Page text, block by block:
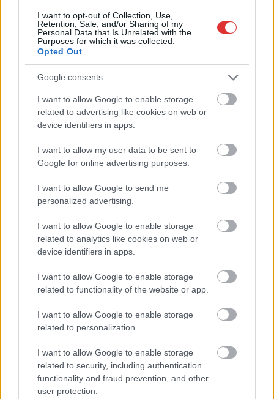
I want to opt-out of Collection, Use,
Retention, Sale, and/or Sharing of my
Personal Data that Is Unrelated with the
Purposes for which it was collected.
Opted Out
Google consents
I want to allow Google to enable storage
related to advertising like cookies on web or
device identifiers in apps.
I want to allow my user data to be sent to
Google for online advertising purposes.
I want to allow Google to send me
personalized advertising.
I want to allow Google to enable storage
related to analytics like cookies on web or
device identifiers in apps.
I want to allow Google to enable storage
related to functionality of the website or app.
I want to allow Google to enable storage
related to personalization.
I want to allow Google to enable storage
related to security, including authentication
functionality and fraud prevention, and other
user protection.
Megismerhettük a teljes szombati programot, Magyar Péter
már délután miniszterelnökké válhat. Két héttel a
választások után...
Választások
Hírlevél feliratkozás
Adja meg keresztnevét:
meg e-mail címét:
Megismertem és elfogadom a GDPR-szabályzat